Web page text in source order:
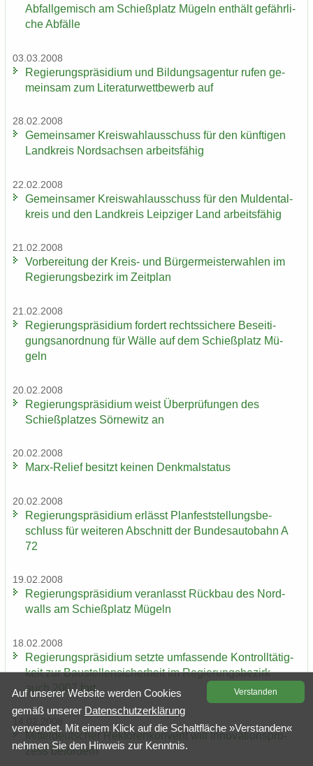
Ab­fall­ge­misch am Schieß­platz Mü­geln ent­hält ge­fähr­li­
che Ab­fäl­le
03.03.2008
Re­gie­rungs­prä­si­di­um und Bil­dungs­agen­tur rufen ge­
mein­sam zum Li­te­ra­tur­wett­be­werb auf
28.02.2008
Ge­mein­sa­mer Kreis­wahl­aus­schuss für den künf­ti­gen
Land­kreis Nord­sach­sen ar­beits­fä­hig
22.02.2008
Ge­mein­sa­mer Kreis­wahl­aus­schuss für den Mul­den­tal­
kreis und den Land­kreis Leip­zi­ger Land ar­beits­fä­hig
21.02.2008
Vor­be­rei­tung der Kreis-​ und Bür­ger­meis­ter­wah­len im
Re­gie­rungs­be­zirk im Zeit­plan
21.02.2008
Re­gie­rungs­prä­si­di­um for­dert rechts­si­che­re Be­sei­ti­
gungs­an­ord­nung für Wälle auf dem Schieß­platz Mü­
geln
20.02.2008
Re­gie­rungs­prä­si­di­um weist Über­prü­fun­gen des
Schieß­plat­zes Sör­ne­witz an
20.02.2008
Marx-​Relief be­sitzt kei­nen Denk­mal­sta­tus
20.02.2008
Re­gie­rungs­prä­si­di­um er­lässt Plan­fest­stel­lungs­be­
schluss für wei­te­ren Ab­schnitt der Bun­des­au­to­bahn A
72
19.02.2008
Re­gie­rungs­prä­si­di­um ver­an­lasst Rück­bau des Nord­
walls am Schieß­platz Mü­geln
18.02.2008
Re­gie­rungs­prä­si­di­um setz­te um­fas­sen­de Kon­troll­tä­tig­
keit zur Bau­stel­len­si­cher­heit im Re­gie­rungs­be­zirk
auch 2007 fort
14.02.2008
zess be­för­dern
Ver­stan­den
Auf un­se­rer Web­site wer­den Coo­kies
gemäß un­se­rer Da­ten­schutz­er­klä­rung
ver­wen­det. Mit einem Klick auf die Schalt­flä­che »Ver­stan­den«
neh­men Sie den Hin­weis zur Kennt­nis.